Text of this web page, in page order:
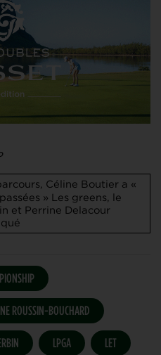
Céline Boutier a «
»
Les greens, le
et Perrine Delacour
ROUSSIN-BOUCHARD
LPGA LET